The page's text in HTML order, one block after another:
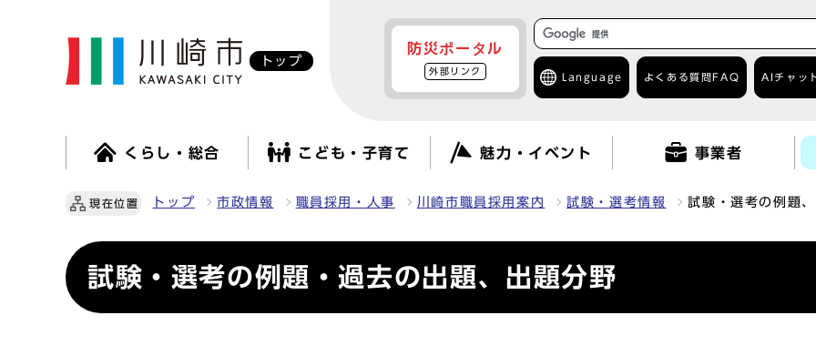
トップ
防災ポータル
外部リンク
Language よくある質問 FAQ AIチャッ
くらし・総合 こども・子育て 魅力・イベント 事業者
現在位置 トップ 市政情報 職員採用・人事 川崎市職員採用案内 試験・選考情報 試験・選考の例題
試験・選考の例題・過去の出題、出題分野